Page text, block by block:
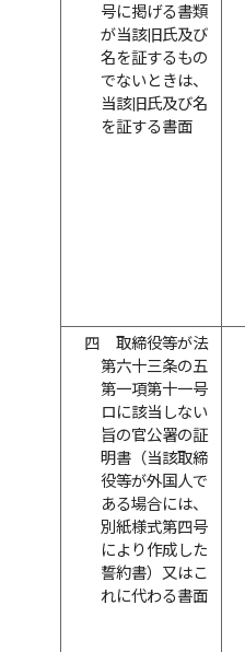
号に掲げる書類
が当該旧氏及び
名を証するもの
でないときは、
当該旧氏及び名
を証する書面
四
取締役等が法
第六十三条の五
第一項第十一号
ロに該当しない
旨の官公署の証
明書（当該取締
役等が外国人で
ある場合には、
別紙様式第四号
により作成した
誓約書）又はこ
れに代わる書面